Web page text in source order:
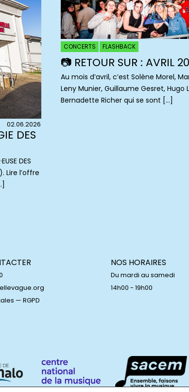
02.06.2026
DES
DES
Lire l’offre
CONCERTS FLASHBACK
📷 RETOUR SUR : AVRIL
Au mois d’avril, c’est Solène Morel,
Leny Munier, Guillaume Gesret, Hugo
Bernadette Richer qui se sont […]
— RGPD
NOS HORAIRES
Du mardi au samedi
14h00 - 19h00